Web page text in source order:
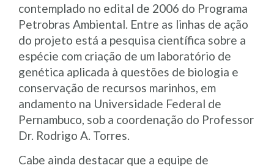
contemplado no edital de 2006 do Programa
Petrobras Ambiental. Entre as linhas de ação
do projeto está a pesquisa científica sobre a
espécie com criação de um laboratório de
genética aplicada à questões de biologia e
conservação de recursos marinhos, em
andamento na Universidade Federal de
Pernambuco, sob a coordenação do Professor
Dr. Rodrigo A. Torres.
Cabe ainda destacar que a equipe de